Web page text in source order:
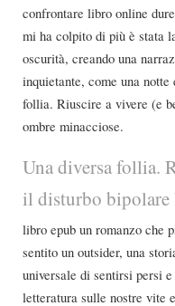
confrontare libro online
mi ha colpito di più è stata
oscurità, creando una
inquietante, come una
follia. Riuscire a vivere (e
ombre minacciose.
Una diversa follia.
il disturbo
libro epub un romanzo che
sentito un outsider, una
universale di sentirsi persi
letteratura sulle nostre vite